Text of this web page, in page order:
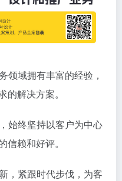
领域拥有丰富的经验，
解决方案。
始终坚持以客户为中心
赖和好评。
，紧跟时代步伐，为客